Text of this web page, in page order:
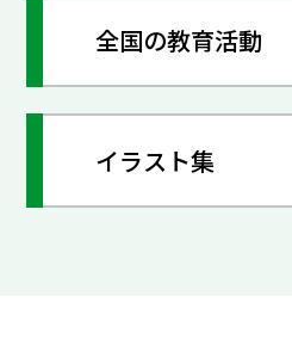
全国の教育活動
イラスト集